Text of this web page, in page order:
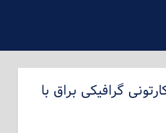
گرافیکی براق با